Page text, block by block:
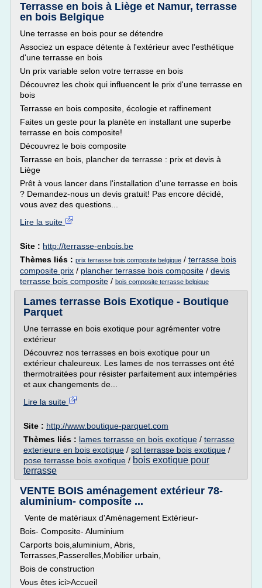
Terrasse en bois à Liège et Namur, terrasse
en bois Belgique
Une terrasse en bois pour se détendre
Associez un espace détente à l'extérieur avec l'esthétique
d'une terrasse en bois
Un prix variable selon votre terrasse en bois
Découvrez les choix qui influencent le prix d'une terrasse en
bois
Terrasse en bois composite, écologie et raffinement
Faites un geste pour la planète en installant une superbe
terrasse en bois composite!
Découvrez le bois composite
Terrasse en bois, plancher de terrasse : prix et devis à
Liège
Prêt à vous lancer dans l'installation d'une terrasse en bois
? Demandez-nous un devis gratuit! Pas encore décidé,
vous avez des questions...
Lire la suite
Site : http://terrasse-enbois.be
Thèmes liés : prix terrasse bois composite belgique / terrasse bois
composite prix / plancher terrasse bois composite / devis
terrasse bois composite / bois composite terrasse belgique
Lames terrasse Bois Exotique - Boutique
Parquet
Une terrasse en bois exotique pour agrémenter votre
extérieur
Découvrez nos terrasses en bois exotique pour un
extérieur chaleureux. Les lames de nos terrasses ont été
thermotraitées pour résister parfaitement aux intempéries
et aux changements de...
Lire la suite
Site : http://www.boutique-parquet.com
Thèmes liés : lames terrasse en bois exotique / terrasse
exterieure en bois exotique / sol terrasse bois exotique /
pose terrasse bois exotique / bois exotique pour
terrasse
VENTE BOIS aménagement extérieur 78-
aluminium- composite ...
Vente de matériaux d'Aménagement Extérieur-
Bois- Composite- Aluminium
Carports bois,aluminium, Abris,
Terrasses,Passerelles,Mobilier urbain,
Bois de construction
Vous êtes ici>Accueil